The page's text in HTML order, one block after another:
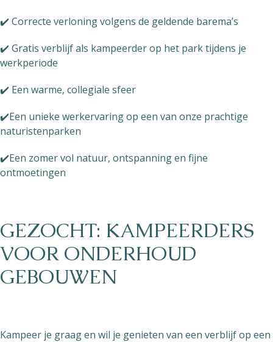
✔️ Correcte verloning volgens de geldende barema’s
✔️ Gratis verblijf als kampeerder op het park tijdens je
werkperiode
✔️ Een warme, collegiale sfeer
✔️Een unieke werkervaring op een van onze prachtige
naturistenparken
✔️Een zomer vol natuur, ontspanning en fijne
ontmoetingen
GEZOCHT: KAMPEERDERS
VOOR ONDERHOUD
GEBOUWEN
Kampeer je graag en wil je genieten van een verblijf op een